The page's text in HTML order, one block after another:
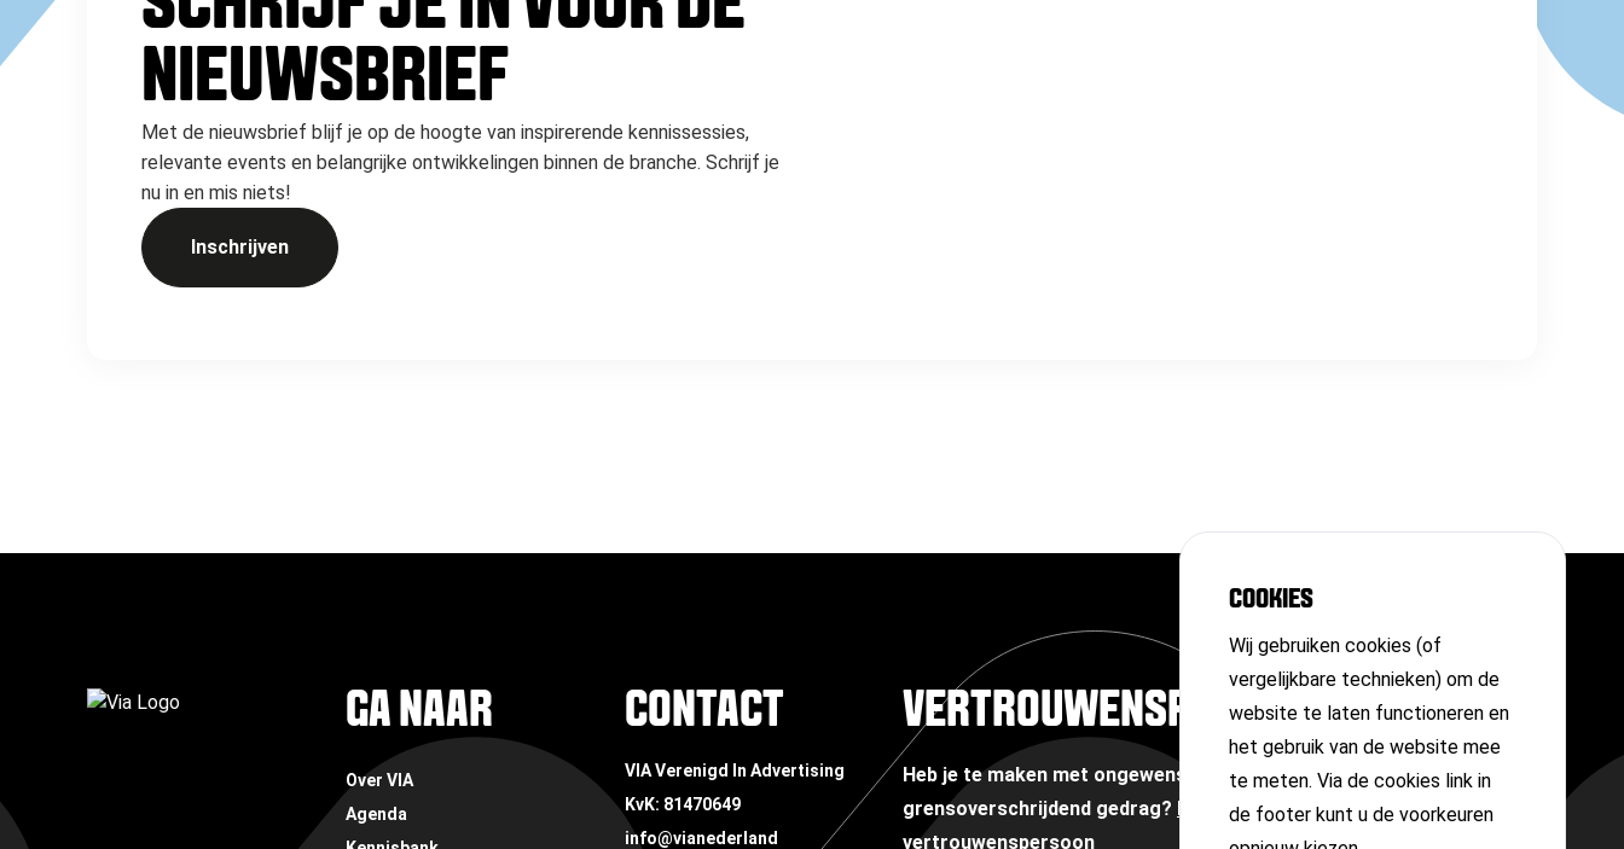
COOKIES
Wij gebruiken cookies (of
vergelijkbare technieken) om de
website te laten functioneren en
het gebruik van de website mee
te meten. Via de cookies link in
de footer kunt u de voorkeuren
NIEUWSBRIEF
Met de nieuwsbrief blijf je op de hoogte van inspirerende kennissessies,
relevante events en belangrijke ontwikkelingen binnen de branche. Schrijf je
nu in en mis niets!
Inschrijven
FOOTER GA NAAR
Over VIA
Agenda
CONTACT
VIA Verenigd In Advertising
KvK: 81470649
info@vianederland
VERTROUWENSPERSOON
Heb je te maken met ongewenste omgangsvormen of
grensoverschrijdend gedrag? Neem contact op met onze
vertrouwenspersoon